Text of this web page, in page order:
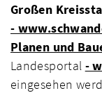
Großen
-
Planen und
Landesportal -
eingesehen